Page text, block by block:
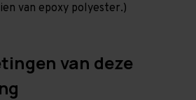
van epoxy polyester.)
van deze